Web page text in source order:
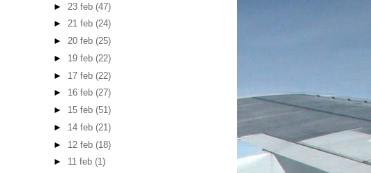
► 23 feb(47)
►21 feb(24)
►20 feb(25)
► 19 feb(22)
► 17 feb(22)
► 16 feb(27)
► 15 feb(51)
► 14 feb(21)
► 12 feb(18)
► 11 feb(1)